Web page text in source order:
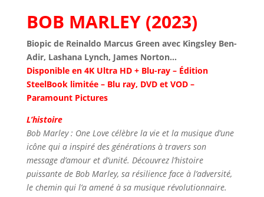
BOB MARLEY (2023)
Biopic de Reinaldo Marcus Green avec Kingsley Ben-
Adir, Lashana Lynch, James Norton…
Disponible en 4K Ultra HD + Blu-ray – Édition
SteelBook limitée – Blu ray, DVD et VOD –
Paramount Pictures
L’histoire
Bob Marley : One Love célèbre la vie et la musique d’une
icône qui a inspiré des générations à travers son
message d’amour et d’unité. Découvrez l’histoire
puissante de Bob Marley, sa résilience face à l’adversité,
le chemin qui l’a amené à sa musique révolutionnaire.